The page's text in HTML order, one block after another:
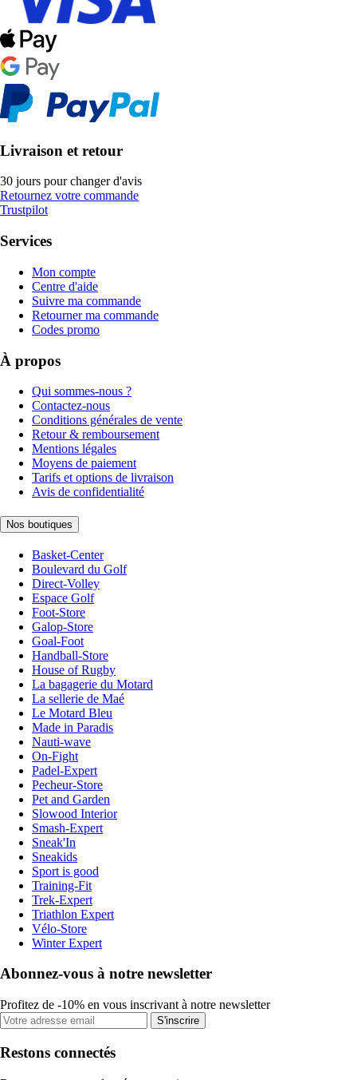
Livraison et retour
30 jours pour changer d'avis
Retournez votre commande
Trustpilot
Services
Mon compte
Centre d'aide
Suivre ma commande
Retourner ma commande
Codes promo
À propos
Qui sommes-nous ?
Contactez-nous
Conditions générales de vente
Retour & remboursement
Mentions légales
Moyens de paiement
Tarifs et options de livraison
Avis de confidentialité
Nos boutiques
Basket-Center
Boulevard du Golf
Direct-Volley
Espace Golf
Foot-Store
Galop-Store
Goal-Foot
Handball-Store
House of Rugby
La bagagerie du Motard
La sellerie de Maé
Le Motard Bleu
Made in Paradis
Nauti-wave
On-Fight
Padel-Expert
Pecheur-Store
Pet and Garden
Slowood Interior
Smash-Expert
Sneak'In
Sneakids
Sport is good
Training-Fit
Trek-Expert
Triathlon Expert
Vélo-Store
Winter Expert
Abonnez-vous à notre newsletter
Profitez de -10% en vous inscrivant à notre newsletter
S'inscrire
Restons connectés